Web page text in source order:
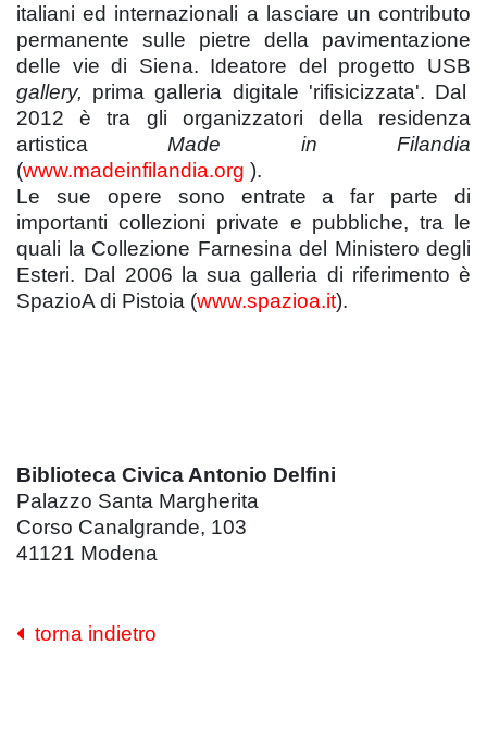
italiani ed internazionali a lasciare un contributo
permanente sulle pietre della pavimentazione
delle vie di Siena. Ideatore del progetto USB
gallery, prima galleria digitale 'rifisicizzata'. Dal
2012 è tra gli organizzatori della residenza
artisticaMade in Filandia
(www.madeinfilandia.org ).
Le sue opere sono entrate a far parte di
importanti collezioni private e pubbliche, tra le
quali la Collezione Farnesina del Ministero degli
Esteri. Dal 2006 la sua galleria di riferimento è
SpazioA di Pistoia (www.spazioa.it).
Biblioteca Civica Antonio Delfini
Palazzo Santa Margherita
Corso Canalgrande, 103
41121 Modena
torna indietro